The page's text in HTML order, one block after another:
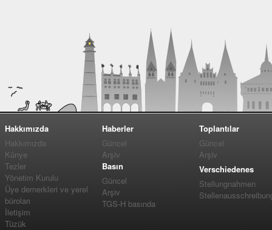
Hakkımızda
Hakkımızda
Künye
Tezler
Yönetim Kurulu
Üye dernerkleri ve yerel
büroları
İletişim
Tüzük
Haberler
Güncel
Arşiv
Basın
Güncel
Arşiv
TGS-H basında
Toplantılar
Güncel
Arşiv
Verschiedenes
Stellungnahmen